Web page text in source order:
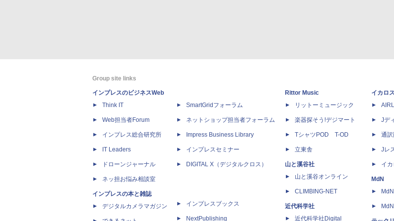
Group site links
インプレスのビジネスWeb
Think IT
Web担当者Forum
インプレス総合研究所
IT Leaders
ドローンジャーナル
ネッ担お悩み相談室
インプレスの本と雑誌
デジタルカメラマガジン
SmartGridフォーラム
ネットショップ担当者フォーラム
Impress Business Library
インプレスセミナー
DIGITAL X（デジタルクロス）
インプレスブックス
NextPublishing
Rittor Music
リットーミュージック
楽器探そう!デジマート
TシャツPOD T-OD
立東舎
山と溪谷社
山と溪谷オンライン
CLIMBING-NET
近代科学社
近代科学社Digital
イカロ
Jデ
通
Jレ
イ
MdN